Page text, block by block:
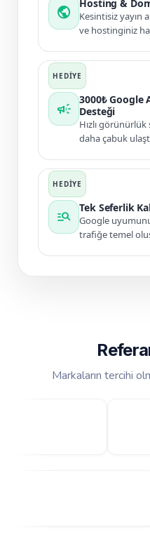
public
Hosting &
Kesintisiz yayın
ve hostinginiz
campaign
3000₺ Google
Desteği
Hızlı
daha çabuk
manage_search
Tek Seferlik
Google
trafiğe temel
Markaların tercihi